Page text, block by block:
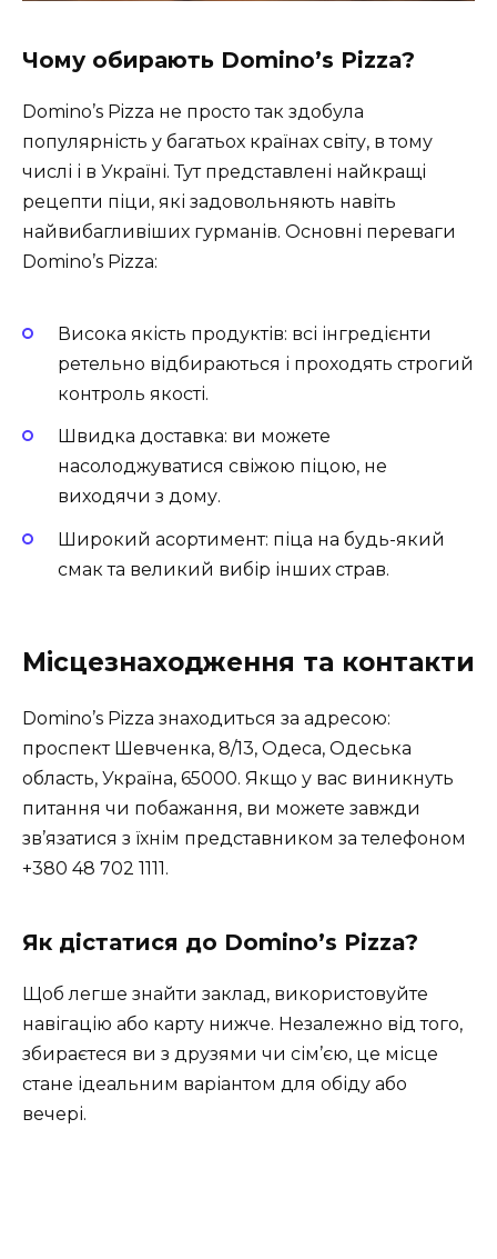
Чому обирають Domino’s Pizza?
Domino’s Pizza не просто так здобула
популярність у багатьох країнах світу, в тому
числі і в Україні. Тут представлені найкращі
рецепти піци, які задовольняють навіть
найвибагливіших гурманів. Основні переваги
Domino’s Pizza:
Висока якість продуктів: всі інгредієнти
ретельно відбираються і проходять строгий
контроль якості.
Швидка доставка: ви можете
насолоджуватися свіжою піцою, не
виходячи з дому.
Широкий асортимент: піца на будь-який
смак та великий вибір інших страв.
Місцезнаходження та контакти
Domino’s Pizza знаходиться за адресою:
проспект Шевченка, 8/13, Одеса, Одеська
область, Україна, 65000. Якщо у вас виникнуть
питання чи побажання, ви можете завжди
зв’язатися з їхнім представником за телефоном
+380 48 702 1111.
Як дістатися до Domino’s Pizza?
Щоб легше знайти заклад, використовуйте
навігацію або карту нижче. Незалежно від того,
збираєтеся ви з друзями чи сім’єю, це місце
стане ідеальним варіантом для обіду або
вечері.